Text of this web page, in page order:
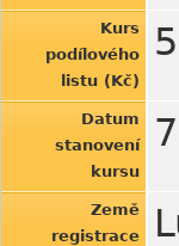
Kurs
podílového
listu (Kč)
Datum
stanovení
kursu
Země
registrace